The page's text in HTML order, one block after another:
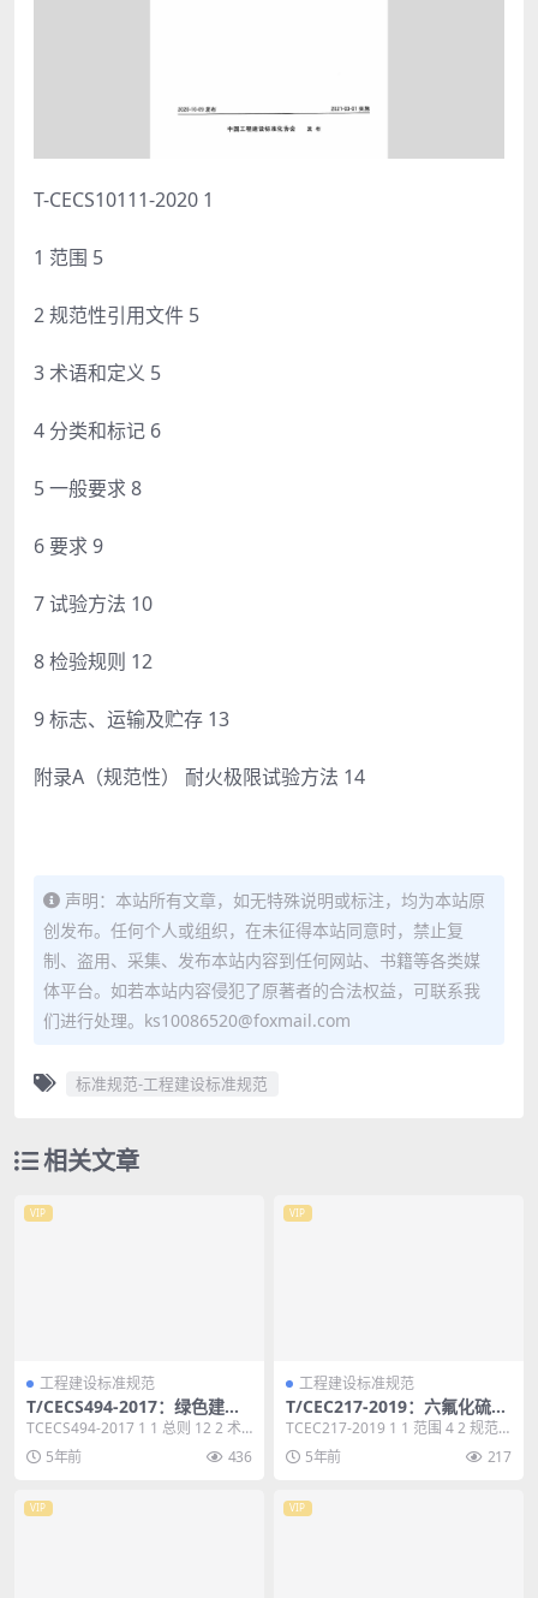
T-CECS10111-2020 1
1 范围 5
2 规范性引用文件 5
3 术语和定义 5
4 分类和标记 6
5 一般要求 8
6 要求 9
7 试验方法 10
8 检验规则 12
9 标志、运输及贮存 13
附录A（规范性） 耐火极限试验方法 14
声明：本站所有文章，如无特殊说明或标注，均为本站原
创发布。任何个人或组织，在未征得本站同意时，禁止复
制、盗用、采集、发布本站内容到任何网站、书籍等各类媒
体平台。如若本站内容侵犯了原著者的合法权益，可联系我
们进行处理。ks10086520@foxmail.com
标准规范-工程建设标准规范
相关文章
VIP
工程建设标准规范
T/CECS494-2017：绿色建筑
工程竣工验收标准
TCECS494-2017 1 1 总则 12 2 术
语 13 3 基本规定 1...
5年前 436
VIP
工程建设标准规范
T/CEC217-2019：六氟化硫气
体中颗粒含量的测定方法光散
射法
TCEC217-2019 1 1 范围 4 2 规范
性引用文件 4 3 术语和定...
5年前 217
VIP VIP